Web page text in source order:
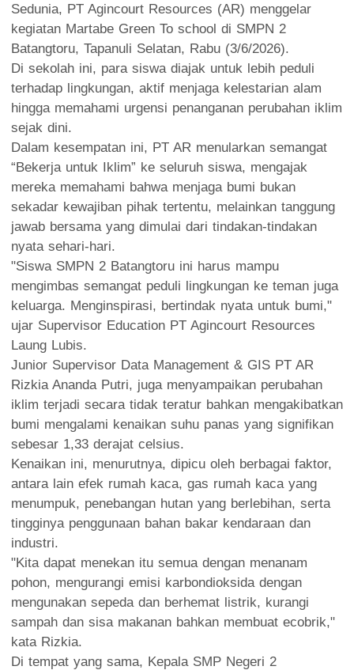
Sedunia, PT Agincourt Resources (AR) menggelar
kegiatan Martabe Green To school di SMPN 2
Batangtoru, Tapanuli Selatan, Rabu (3/6/2026).
Di sekolah ini, para siswa diajak untuk lebih peduli
terhadap lingkungan, aktif menjaga kelestarian alam
hingga memahami urgensi penanganan perubahan iklim
sejak dini.
Dalam kesempatan ini, PT AR menularkan semangat
“Bekerja untuk Iklim” ke seluruh siswa, mengajak
mereka memahami bahwa menjaga bumi bukan
sekadar kewajiban pihak tertentu, melainkan tanggung
jawab bersama yang dimulai dari tindakan-tindakan
nyata sehari-hari.
"Siswa SMPN 2 Batangtoru ini harus mampu
mengimbas semangat peduli lingkungan ke teman juga
keluarga. Menginspirasi, bertindak nyata untuk bumi,"
ujar Supervisor Education PT Agincourt Resources
Laung Lubis.
Junior Supervisor Data Management & GIS PT AR
Rizkia Ananda Putri, juga menyampaikan perubahan
iklim terjadi secara tidak teratur bahkan mengakibatkan
bumi mengalami kenaikan suhu panas yang signifikan
sebesar 1,33 derajat celsius.
Kenaikan ini, menurutnya, dipicu oleh berbagai faktor,
antara lain efek rumah kaca, gas rumah kaca yang
menumpuk, penebangan hutan yang berlebihan, serta
tingginya penggunaan bahan bakar kendaraan dan
industri.
"Kita dapat menekan itu semua dengan menanam
pohon, mengurangi emisi karbondioksida dengan
mengunakan sepeda dan berhemat listrik, kurangi
sampah dan sisa makanan bahkan membuat ecobrik,"
kata Rizkia.
Di tempat yang sama, Kepala SMP Negeri 2